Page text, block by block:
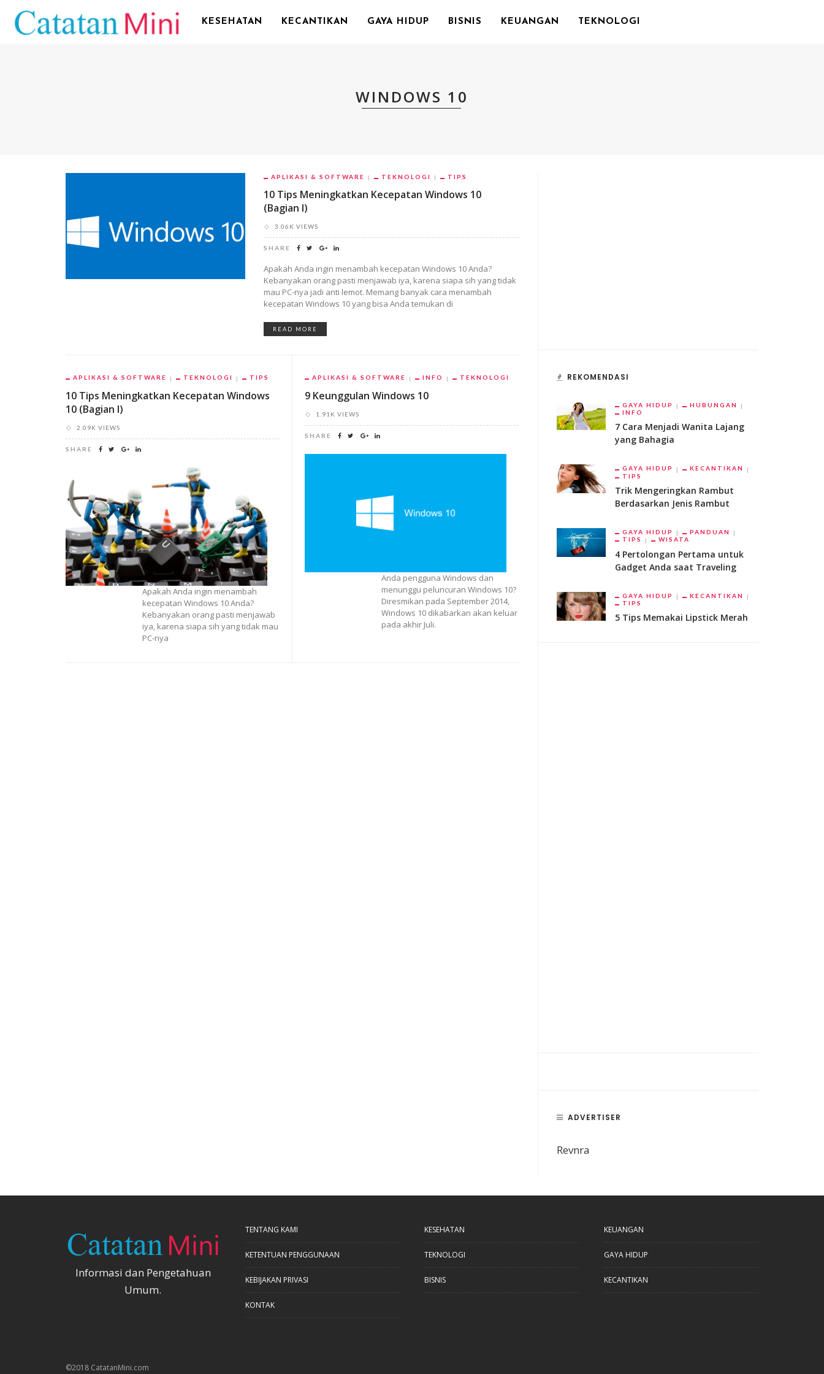
KESEHATAN KECANTIKAN GAYA HIDUP BISNIS KEUANGAN TEKNOLOGI
WINDOWS 10
APLIKASI & SOFTWARE TEKNOLOGI TIPS
10 Tips Meningkatkan Kecepatan Windows 10
(Bagian I)
3.06K VIEWS
SHARE
Apakah Anda ingin menambah kecepatan Windows 10 Anda?
Kebanyakan orang pasti menjawab iya, karena siapa sih yang tidak
mau PC-nya jadi anti lemot. Memang banyak cara menambah
kecepatan Windows 10 yang bisa Anda temukan di
READ MORE
APLIKASI & SOFTWARE TEKNOLOGI TIPS
10 Tips Meningkatkan Kecepatan Windows
10 (Bagian I)
2.09K VIEWS
SHARE
Apakah Anda ingin menambah
kecepatan Windows 10 Anda?
Kebanyakan orang pasti menjawab
iya, karena siapa sih yang tidak mau
PC-nya
APLIKASI & SOFTWARE INFO TEKNOLOGI
9 Keunggulan Windows 10
1.91K VIEWS
SHARE
Anda pengguna Windows dan
menunggu peluncuran Windows 10?
Diresmikan pada September 2014,
Windows 10 dikabarkan akan keluar
pada akhir Juli.
REKOMENDASI
GAYA HIDUP
HUBUNGAN
INFO
7 Cara Menjadi Wanita Lajang
yang Bahagia
GAYA HIDUP
KECANTIKAN
TIPS
Trik Mengeringkan Rambut
Berdasarkan Jenis Rambut
GAYA HIDUP
PANDUAN
TIPS
WISATA
4 Pertolongan Pertama untuk
Gadget Anda saat Traveling
GAYA HIDUP
KECANTIKAN
TIPS
5 Tips Memakai Lipstick Merah
ADVERTISER
Revnra
Informasi dan Pengetahuan
Umum.
TENTANG KAMI
KETENTUAN PENGGUNAAN
KEBIJAKAN PRIVASI
KONTAK
KESEHATAN
TEKNOLOGI
BISNIS
KEUANGAN
GAYA HIDUP
KECANTIKAN
©2018 CatatanMini.com